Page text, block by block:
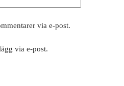
via e-post.
via e-post.